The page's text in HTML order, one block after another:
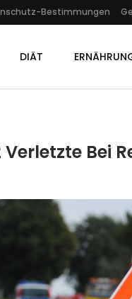
Bestimmungen
DIÄT
Bei
Die
2023